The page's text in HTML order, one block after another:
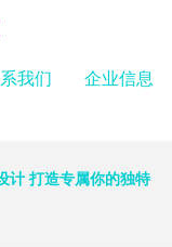
我们 企业信息
计 打造专属你的独特